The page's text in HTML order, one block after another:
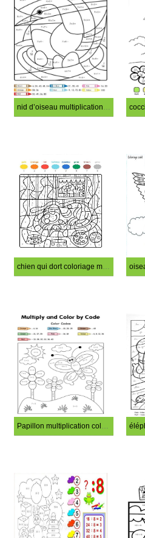
nid d’oiseau multiplication coloriage magique CM1
chien qui dort coloriage magique CM1
Papillon multiplication coloriage magique CM1